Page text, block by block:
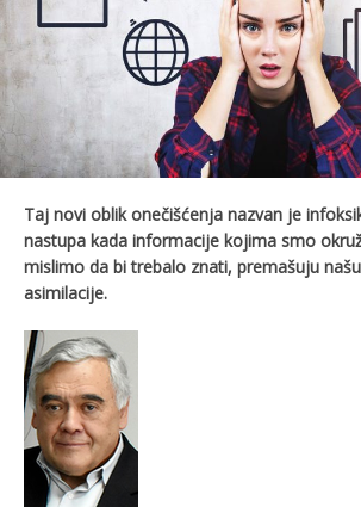
Taj novi oblik onečišćenja nazvan je
nastupa kada informacije kojima smo
mislimo da bi trebalo znati, premašuju
asimilacije.